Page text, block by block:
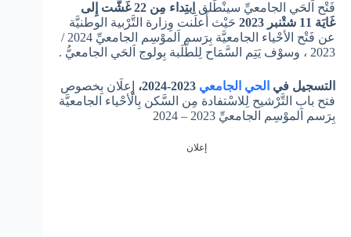
فَتْح اَلحَي الجامعيِّ سينْطَلق
اِبتِداء مِن 22 غَشَّت إِلى
غَايَة 11 شتْنبر 2023
حَيْث أَعلَنت وِزارة التَّرْبية الوطنيَّة
عن فَتْح الأحْياء الجامعيَّة بِرَسم اَلموْسِم الجامعيِّ 2024 /
2023 ، وسوْف يَتِم السَّمَاح لِلطَّلَبة بِولوج اَلحَي الجامعيُّ .
التسجيل في الحي الجامعي
إِعلَان بِخصوص
فتح باب التَّرْشيح لِلاسْتفادة مِن السَّكن بِالْأحْياء الجامعيَّة
بِرَسم اَلموْسِم الجامعيِّ 2023 – 2024
إعلان